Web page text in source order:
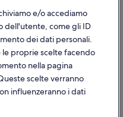
o una casa vacanze
e/o accediamo
dell'utente, come gli ID
dei dati personali.
le proprie scelte facendo
nella pagina
scelte verranno
influenzeranno i dati